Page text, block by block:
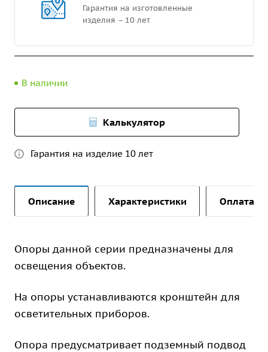
Гарантия на изготовленные
изделия – 10 лет
В наличии
Калькулятор
Гарантия на изделие 10 лет
Описание Характеристики Оплата и
Опоры данной серии предназначены для
освещения объектов.
На опоры устанавливаются кронштейн для
осветительных приборов.
Опора предусматривает подземный подвод